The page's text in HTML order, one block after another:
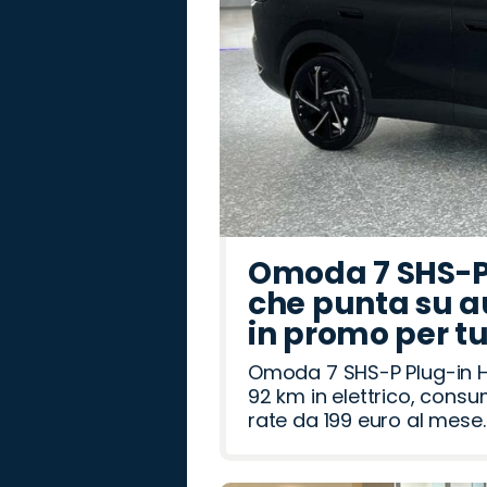
Omoda 7
che punta su
in promo per
Omoda 7 SHS-P Plug-in
92 km in elettrico,
rate da 199 euro al mese.